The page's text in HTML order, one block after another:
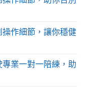
作細節，讓你穩健
業一對一陪練，助